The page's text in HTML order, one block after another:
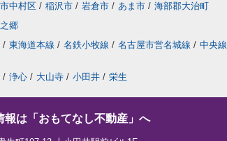
中村区 / 稲沢市 / 岩倉市 / あま市 / 海部郡大治町
郷
/ 東海道本線 / 名鉄小牧線 / 名古屋市営名城線 / 中央線
/ 浄心 / 大山寺 / 小田井 / 栄生
報は「おもてなし不動産」へ